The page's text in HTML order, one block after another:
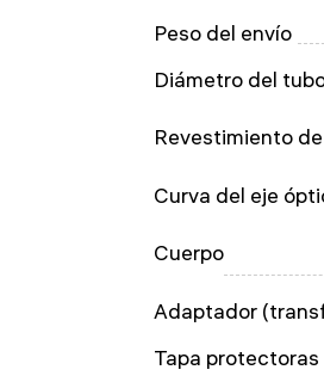
Peso del envío
Diámetro del
Revestimiento
Curva del eje
Cuerpo
Adaptador
Tapa